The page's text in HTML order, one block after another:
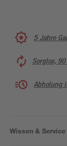
5 Jahre
Sorglos,
Abholung
Wissen & Service